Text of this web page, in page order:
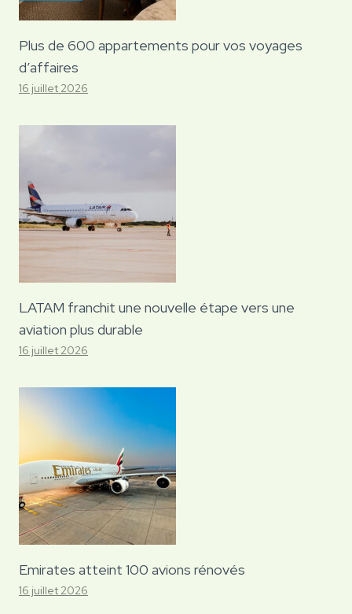
Plus de 600 appartements pour vos voyages
d’affaires
16 juillet 2026
LATAM franchit une nouvelle étape vers une
aviation plus durable
16 juillet 2026
Emirates atteint 100 avions rénovés
16 juillet 2026